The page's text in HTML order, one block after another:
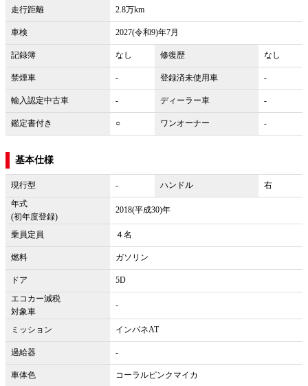
走行距離 2.8万km
車検 2027(令和9)年7月
記録簿 なし 修復歴 なし
禁煙車 - 登録済未使用車 -
輸入認定中古車 - ディーラー車 -
鑑定書付き ○ ワンオーナー -
基本仕様
現行型 - ハンドル
右
年式
(初年度登録)
2018(平成30)年
乗員定員 ４名
燃料 ガソリン
ドア
5D
エコカー減税
対象車
-
ミッション インパネAT
過給器 -
車体色 コーラルピンクマイカ